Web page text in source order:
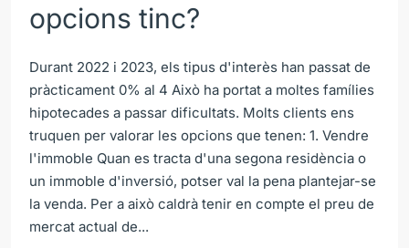
opcions tinc?
Durant 2022 i 2023, els tipus d'interès han passat de
pràcticament 0% al 4 Això ha portat a moltes famílies
hipotecades a passar dificultats. Molts clients ens
truquen per valorar les opcions que tenen: 1. Vendre
l'immoble Quan es tracta d'una segona residència o
un immoble d'inversió, potser val la pena plantejar-se
la venda. Per a això caldrà tenir en compte el preu de
mercat actual de...